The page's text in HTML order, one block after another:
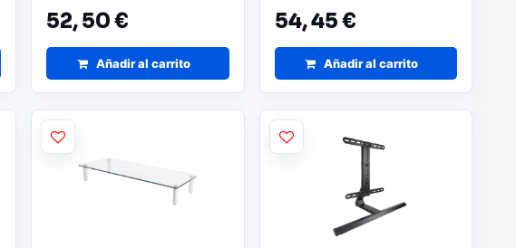
52,50 €
Añadir al carrito
54,45 €
Añadir al carrito